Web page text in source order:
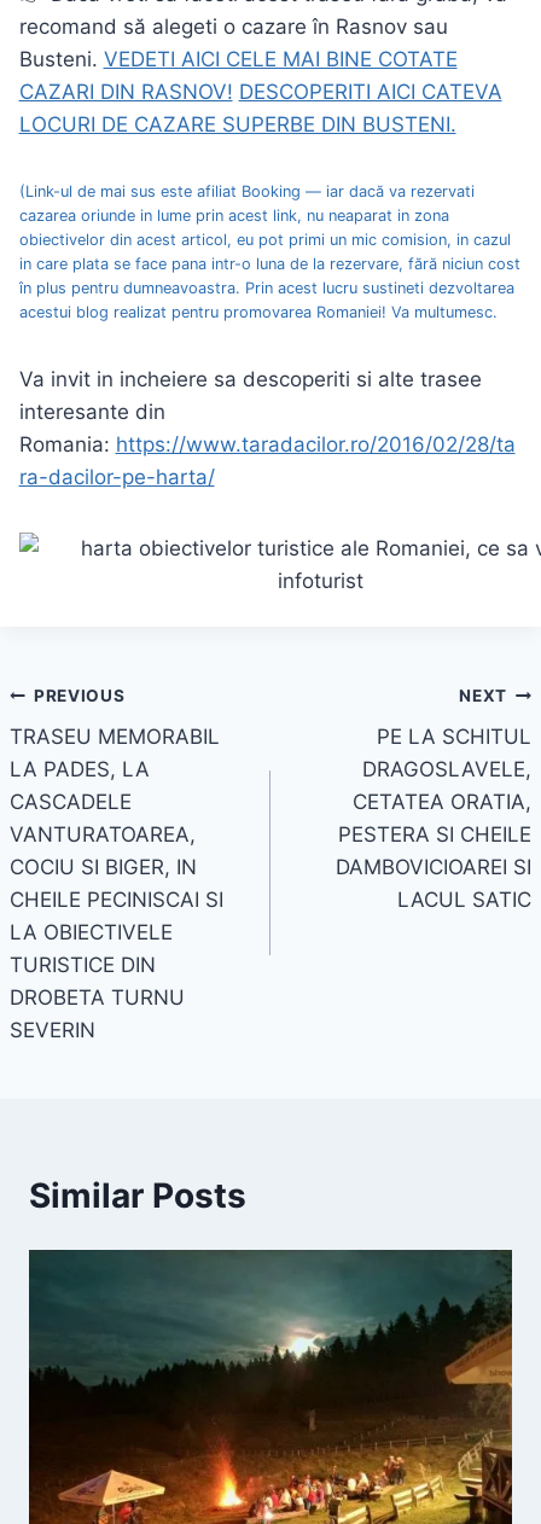
recomand să alegeti o cazare în Rasnov sau
Busteni. VEDETI AICI CELE MAI BINE COTATE
CAZARI DIN RASNOV! DESCOPERITI AICI CATEVA
LOCURI DE CAZARE SUPERBE DIN BUSTENI.
(Link-ul de mai sus este afiliat Booking — iar dacă va rezervati
cazarea oriunde in lume prin acest link, nu neaparat in zona
obiectivelor din acest articol, eu pot primi un mic comision, in cazul
in care plata se face pana intr-o luna de la rezervare, fără niciun cost
în plus pentru dumneavoastra. Prin acest lucru sustineti dezvoltarea
acestui blog realizat pentru promovarea Romaniei! Va multumesc.
Va invit in incheiere sa descoperiti si alte trasee
interesante din
Romania: https://www.taradacilor.ro/2016/02/28/ta
ra-dacilor-pe-harta/
Navigare
în
articole
PREVIOUS
TRASEU MEMORABIL
LA PADES, LA
CASCADELE
VANTURATOAREA,
COCIU SI BIGER, IN
CHEILE PECINISCAI SI
LA OBIECTIVELE
TURISTICE DIN
DROBETA TURNU
SEVERIN
NEXT
PE LA SCHITUL
DRAGOSLAVELE,
CETATEA ORATIA,
PESTERA SI CHEILE
DAMBOVICIOAREI SI
LACUL SATIC
Similar Posts